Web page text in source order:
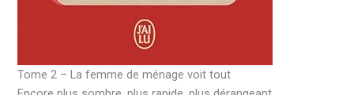
Tome 2 – La femme de ménage voit tout